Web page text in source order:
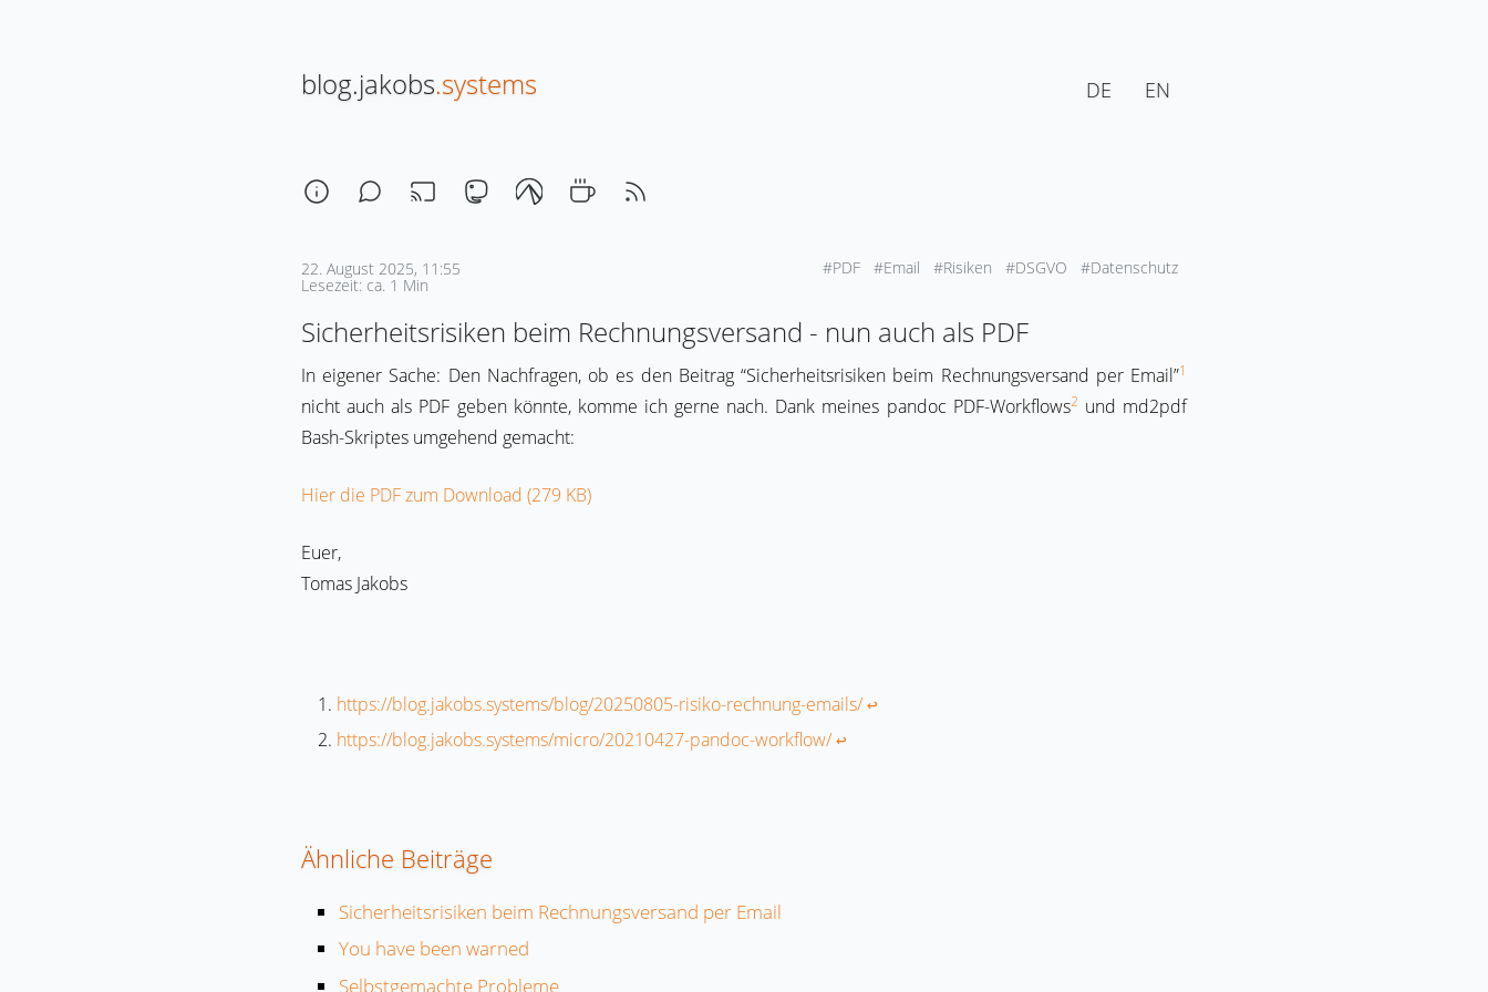
blog.jakobs.systems DE EN
#PDF #Email #Risiken #DSGVO #Datenschutz
22. August 2025, 11:55
Lesezeit: ca. 1 Min
Sicherheitsrisiken beim Rechnungsversand - nun auch als PDF
In eigener Sache: Den Nachfragen, ob es den Beitrag “Sicherheitsrisiken beim Rechnungsversand per Email”1
nicht auch als PDF geben könnte, komme ich gerne nach. Dank meines pandoc PDF-Workflows2 und md2pdf
Bash-Skriptes umgehend gemacht:
Hier die PDF zum Download (279 KB)
Euer,
Tomas Jakobs
https://blog.jakobs.systems/blog/20250805-risiko-rechnung-emails/↩︎
https://blog.jakobs.systems/micro/20210427-pandoc-workflow/↩︎
Ähnliche Beiträge
Sicherheitsrisiken beim Rechnungsversand per Email
You have been warned
Selbstgemachte Probleme